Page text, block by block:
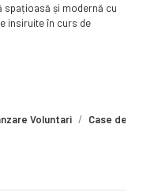
Voluntari Case de
spațioasă și modernă cu
insiruite în curs de
socială și accesul